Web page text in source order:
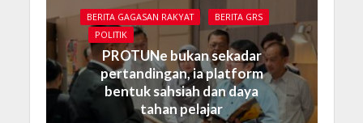
BERITA GAGASAN RAKYAT
BERITA GRS
POLITIK
PROTUNe bukan sekadar
pertandingan, ia platform
bentuk sahsiah dan daya
tahan pelajar